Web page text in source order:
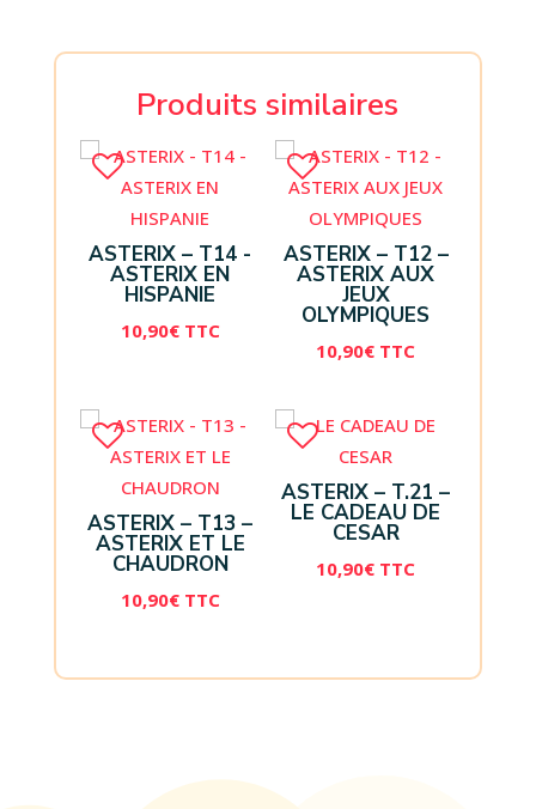
Produits similaires
ASTERIX – T14 -
ASTERIX EN
HISPANIE
10,90€ TTC
ASTERIX – T12 –
ASTERIX AUX
JEUX
OLYMPIQUES
10,90€ TTC
ASTERIX – T13 –
ASTERIX ET LE
CHAUDRON
10,90€ TTC
ASTERIX – T.21 –
LE CADEAU DE
CESAR
10,90€ TTC